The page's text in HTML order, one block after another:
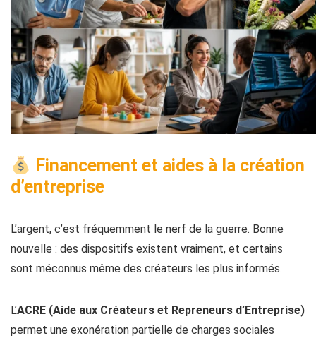
Financement et aides à la création
d’entreprise
L’argent, c’est fréquemment le nerf de la guerre. Bonne
nouvelle : des dispositifs existent vraiment, et certains
sont méconnus même des créateurs les plus informés.
L’ACRE (Aide aux Créateurs et Repreneurs d’Entreprise)
permet une exonération partielle de charges sociales